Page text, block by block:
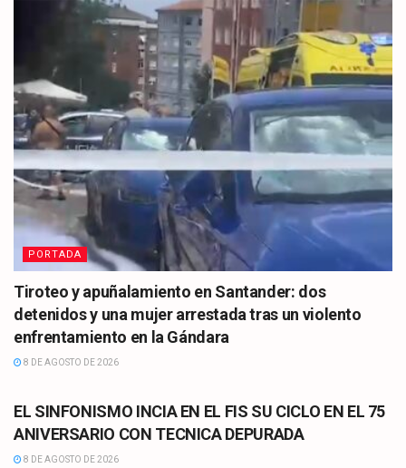
PORTADA
Tiroteo y apuñalamiento en Santander: dos
detenidos y una mujer arrestada tras un violento
enfrentamiento en la Gándara
8 DE AGOSTO DE 2026
EL SINFONISMO INCIA EN EL FIS SU CICLO EN EL 75
ANIVERSARIO CON TECNICA DEPURADA
8 DE AGOSTO DE 2026